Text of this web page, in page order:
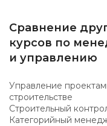
Сравнение
курсов по
и управлению
Управление
строительстве
Строительный
Категорийный